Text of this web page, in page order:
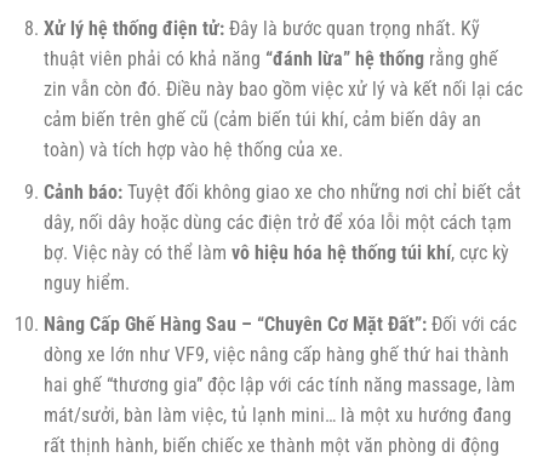
Xử lý hệ thống điện tử:Đây là bước quan trọng nhất. Kỹ
thuật viên phải có khả năng “đánh lừa” hệ thốngrằng ghế
zin vẫn còn đó. Điều này bao gồm việc xử lý và kết nối lại các
cảm biến trên ghế cũ (cảm biến túi khí, cảm biến dây an
toàn) và tích hợp vào hệ thống của xe.
Cảnh báo:Tuyệt đối không giao xe cho những nơi chỉ biết cắt
dây, nối dây hoặc dùng các điện trở để xóa lỗi một cách tạm
bợ. Việc này có thể làm vô hiệu hóa hệ thống túi khí, cực kỳ
nguy hiểm.
Nâng Cấp Ghế Hàng Sau – “Chuyên Cơ Mặt Đất”:Đối với các
dòng xe lớn như VF9, việc nâng cấp hàng ghế thứ hai thành
hai ghế “thương gia” độc lập với các tính năng massage, làm
mát/sưởi, bàn làm việc, tủ lạnh mini… là một xu hướng đang
rất thịnh hành, biến chiếc xe thành một văn phòng di động